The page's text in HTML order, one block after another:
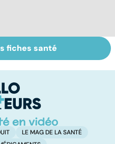
Le tramadol, un
médicament à
fiches santé
LE MAG DE LA SANTÉ